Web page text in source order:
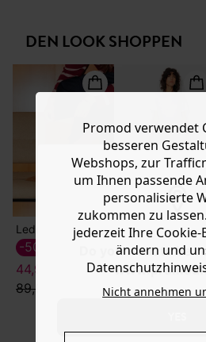
Do you want to be
langen Ballonärmeln mit elastischen
abgerundetem Saum. Enthält
biologischem Anbau, die ohne
oder Gentechnologie angebaut wird.
DEN LOOK SHOPPEN
Lederstiefel mit Absatz
44,99 €
89,99 €
-50%
19,99 €
49,99 €
-60%
Promod verwendet
besseren
Webshops, zur
um Ihnen passende
personalisierte
zukommen zu
jederzeit Ihre
ändern und
Nicht annehmen